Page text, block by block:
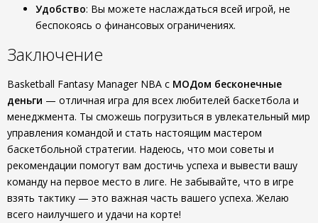
Удобство: Вы можете наслаждаться всей игрой, не
беспокоясь о финансовых ограничениях.
Заключение
Basketball Fantasy Manager NBA с МОДом бесконечные
деньги — отличная игра для всех любителей баскетбола и
менеджмента. Ты сможешь погрузиться в увлекательный мир
управления командой и стать настоящим мастером
баскетбольной стратегии. Надеюсь, что мои советы и
рекомендации помогут вам достичь успеха и вывести вашу
команду на первое место в лиге. Не забывайте, что в игре
взять тактику — это важная часть вашего успеха. Желаю
всего наилучшего и удачи на корте!